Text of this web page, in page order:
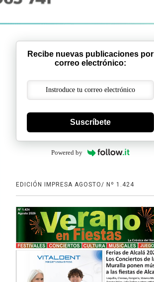
Recibe nuevas publicaciones por
correo electrónico:
Suscríbete
Powered by
EDICIÓN IMPRESA AGOSTO/ Nº 1.424